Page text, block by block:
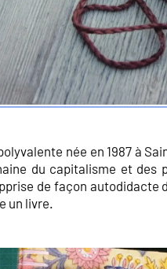
née en 1987 à
du capitalisme et des
de façon
un livre.